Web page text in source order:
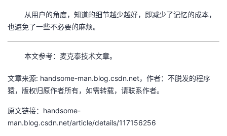
从用户的角度，知道的细节越少越好，即减少了记忆的成本，
也避免了一些不必要的麻烦。
本文参考：麦克泰技术文章。
文章来源: handsome-man.blog.csdn.net，作者：不脱发的程序
猿，版权归原作者所有，如需转载，请联系作者。
原文链接：handsome-
man.blog.csdn.net/article/details/117156256